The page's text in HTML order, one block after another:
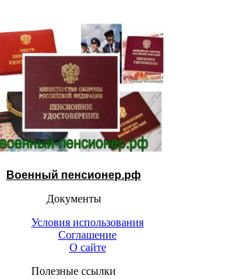
Военный пенсионер.рф
Документы
Условия использования
Соглашение
О сайте
Полезные ссылки